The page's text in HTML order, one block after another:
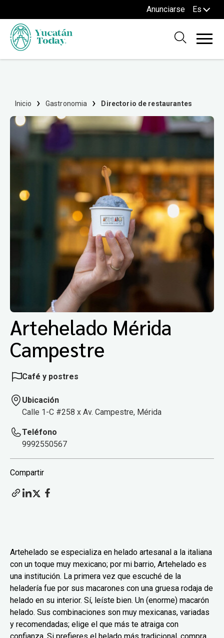
Anunciarse Es
Inicio Gastronomia Directorio de restaurantes
Artehelado Mérida
Campestre
Café y postres
Ubicación
Calle 1-C #258 x Av. Campestre, Mérida
Teléfono
9992550567
Compartir
Artehelado se especializa en helado artesanal a la italiana
con un toque muy mexicano; por mi barrio, Artehelado es
una institución. La primera vez que escuché de la
heladería fue por sus macarones con una gruesa rodaja de
helado en su interior. Sí, leíste bien. Un (enorme) macarón
helado. Sus combinaciones son muy mexicanas, variadas
y recomendadas; elige el que más te atraiga con